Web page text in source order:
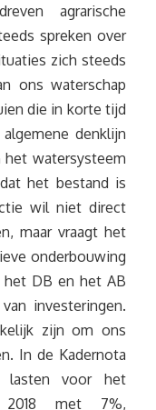
agrarische
spreken over
zich steeds
ons waterschap
die in korte tijd
denklijn
watersysteem
het bestand is
wil niet direct
maar vraagt het
onderbouwing
DB en het AB
investeringen.
zijn om ons
In de Kadernota
lasten voor het
met 7%,